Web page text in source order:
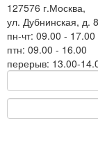
127576 г.Москва,
ул. Дубнинская, д.
пн-чт: 09.00 - 17.00
птн: 09.00 - 16.00
перерыв: 13.00-